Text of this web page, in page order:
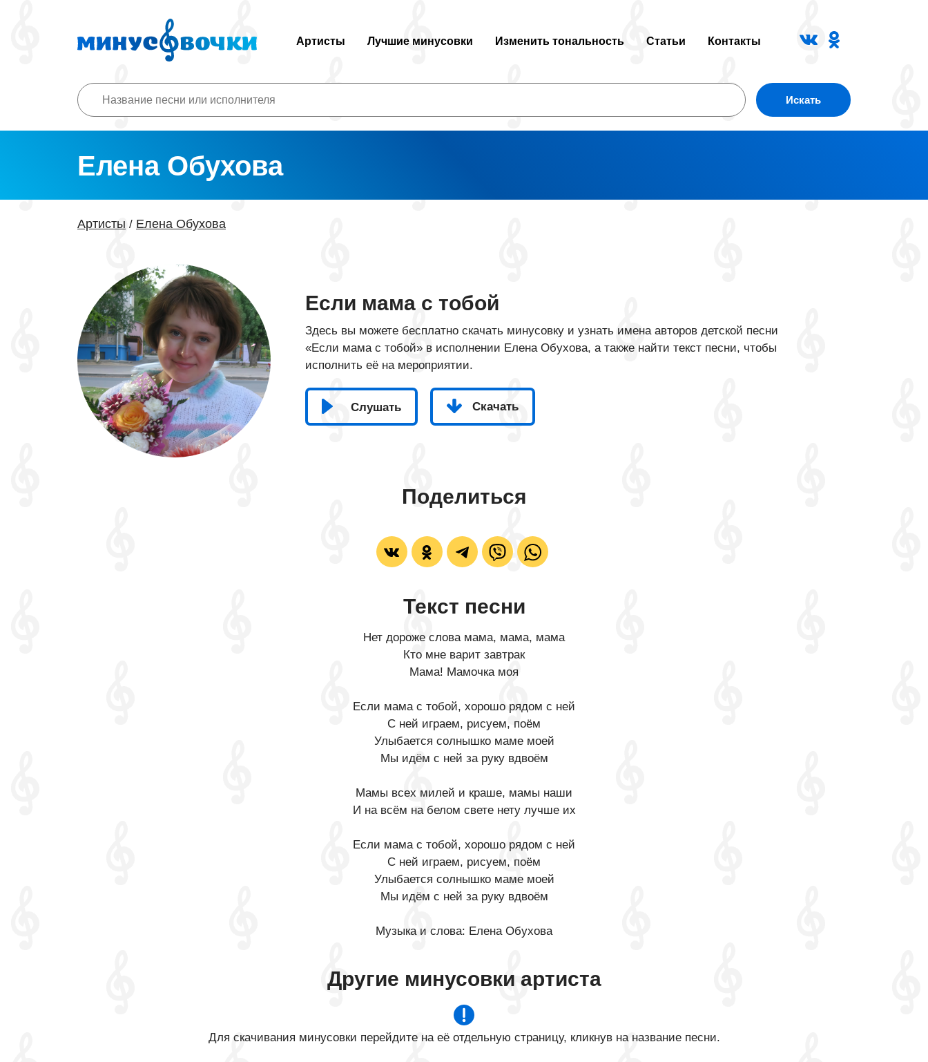
Артисты Лучшие минусовки Изменить тональность Статьи Контакты
Искать
Елена Обухова
Артисты / Елена Обухова
Если мама с тобой
Здесь вы можете бесплатно скачать минусовку и узнать имена авторов детской песни
«Если мама с тобой» в исполнении Елена Обухова, а также найти текст песни, чтобы
исполнить её на мероприятии.
Слушать Скачать
Поделиться
Текст песни
Нет дороже слова мама, мама, мама
Кто мне варит завтрак
Мама! Мамочка моя
Если мама с тобой, хорошо рядом с ней
С ней играем, рисуем, поём
Улыбается солнышко маме моей
Мы идём с ней за руку вдвоём
Мамы всех милей и краше, мамы наши
И на всём на белом свете нету лучше их
Если мама с тобой, хорошо рядом с ней
С ней играем, рисуем, поём
Улыбается солнышко маме моей
Мы идём с ней за руку вдвоём
Музыка и слова: Елена Обухова
Другие минусовки артиста
Для скачивания минусовки перейдите на её отдельную страницу, кликнув на название песни.